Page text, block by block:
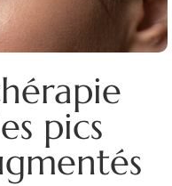
pics